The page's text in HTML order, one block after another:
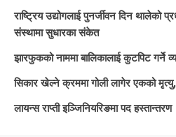
राष्ट्रिय उद्योगलाई पुनर्जीवन दिन थालेको
संस्थामा सुधारका संकेत
झारफुकको नाममा बालिकालाई कुटपिट गर्ने
सिकार खेल्ने क्रममा गोली लागेर एकको
लायन्स राप्ती इञ्जिनियरिङमा पद हस्तान्तरण